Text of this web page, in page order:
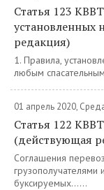
Статья 123
установленных
редакция)
1. Правила,
любым
01 апрель 2020,
Статья 122
(действующая
Соглашения
грузополучателями
буксируемых......